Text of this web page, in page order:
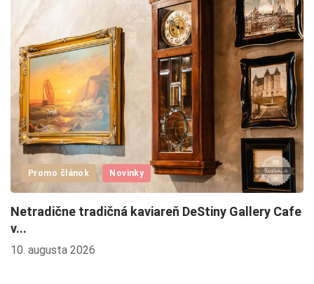
Promo článok Novinky
Netradične tradičná kaviareň DeStiny Gallery Cafe
v...
10. augusta 2026